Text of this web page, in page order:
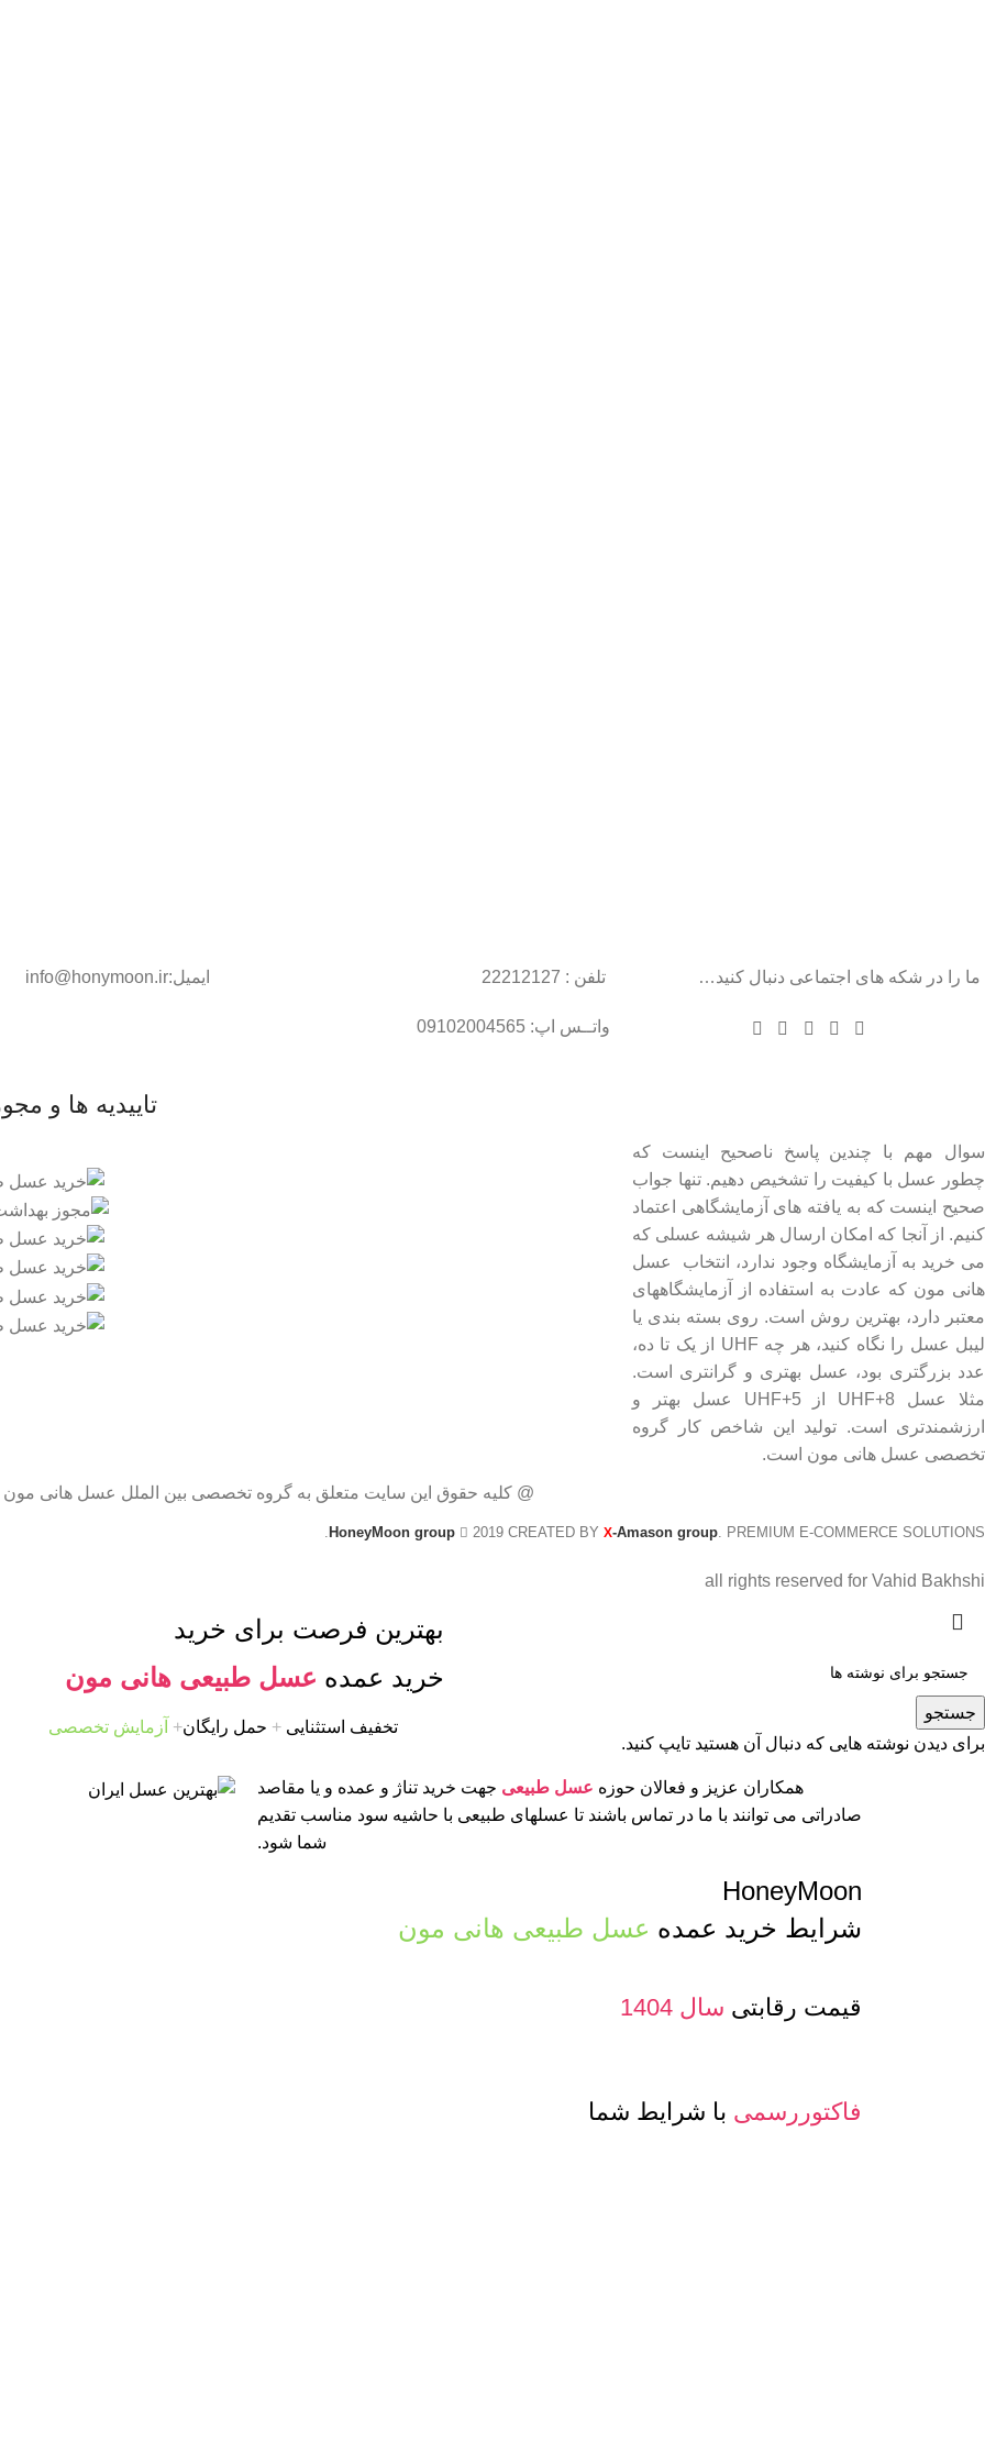
ما را در شکه های اجتماعی دنبال کنید… تلفن : 22212127
واتــس اپ: 09102004565
ایمیل:info@honymoon.ir
سوال مهم با چندین پاسخ ناصحیح اینست که
چطور عسل با کیفیت را تشخیص دهیم. تنها جواب
صحیح اینست که به یافته های آزمایشگاهی اعتماد
کنیم. از آنجا که امکان ارسال هر شیشه عسلی که
می خرید به آزمایشگاه وجود ندارد، انتخاب عسل
هانی مون که عادت به استفاده از آزمایشگاههای
معتبر دارد، بهترین روش است. روی بسته بندی یا
لیبل عسل را نگاه کنید، هر چه UHF از یک تا ده،
عدد بزرگتری بود، عسل بهتری و گرانتری است.
مثلا عسل UHF+8 از UHF+5 عسل بهتر و
ارزشمندتری است. تولید این شاخص کار گروه
تخصصی عسل هانی مون است.
تاییدیه ها و
@ کلیه حقوق این سایت متعلق به گروه تخصصی بین الملل عسل هانی
HoneyMoon group 2019 CREATED BY X-Amason group. PREMIUM E-COMMERCE SOLUTIONS.
all rights reserved for Vahid Bakhshi
جستجو
برای دیدن نوشته هایی که دنبال آن هستید تایپ کنید.
بهترین فرصت برای خرید
خرید عمده عسل طبیعی هانی مون
تخفیف استثنایی + حمل رایگان+ آزمایش تخصصی
همکاران عزیز و فعالان حوزه عسل طبیعی جهت خرید تناژ و عمده و یا مقاصد
صادراتی می توانند با ما در تماس باشند تا عسلهای طبیعی با حاشیه سود مناسب تقدیم
شما شود.
HoneyMoon
شرایط خرید عمده عسل طبیعی هانی مون
قیمت رقابتی سال 1404
فاکتوررسمی با شرایط شما